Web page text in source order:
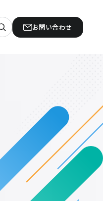
お問い合わせ